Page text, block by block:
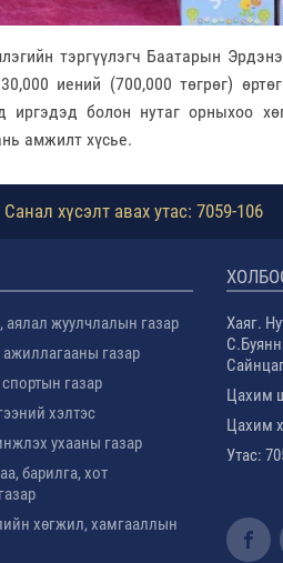
тэргүүлэгч Баатарын
иений (700,000 төгрөг)
болон нутаг орныхоо
амжилт хүсье.
хүсэлт авах утас: 7059-106
аялал жуулчлалын газар
газар
газар
хэлтэс
ухааны газар
барилга, хот
хөгжил, хамгааллын
Хаяг.
Цахим
Цахим
Утас: